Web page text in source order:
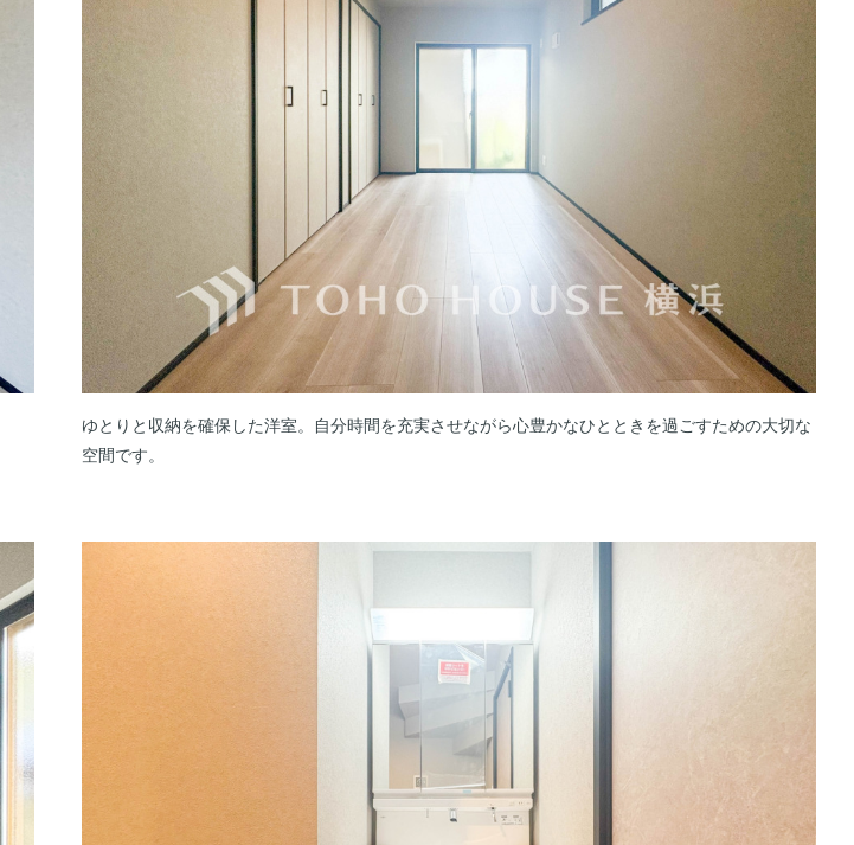
ゆとりと収納を確保した洋室。自分時間を充実させながら心豊かなひとときを過ごすための大切な
空間です。